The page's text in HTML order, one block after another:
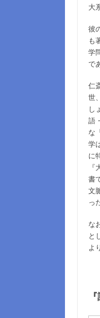
大
彼
も
学
で
仁
世
し
語
な
学
に
書
文
っ
な
と
よ